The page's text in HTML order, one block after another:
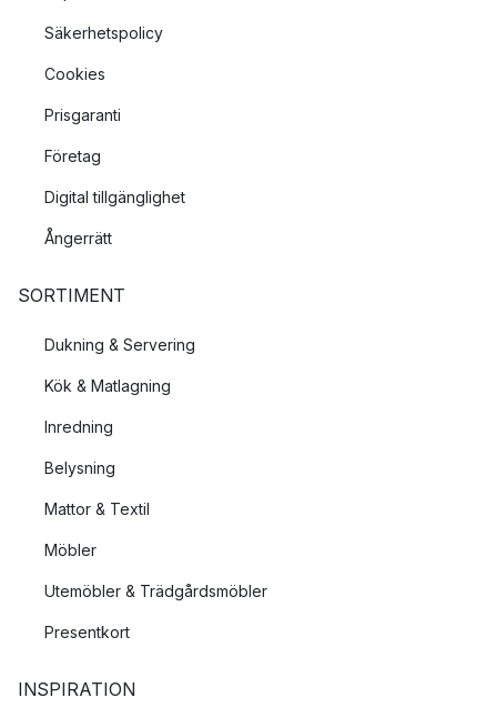
Säkerhetspolicy
Cookies
Prisgaranti
Företag
Digital tillgänglighet
Ångerrätt
SORTIMENT
Dukning & Servering
Kök & Matlagning
Inredning
Belysning
Mattor & Textil
Möbler
Utemöbler & Trädgårdsmöbler
Presentkort
INSPIRATION